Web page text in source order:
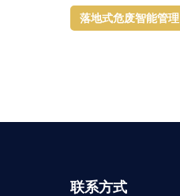
落地式危废智能管理
联系方式